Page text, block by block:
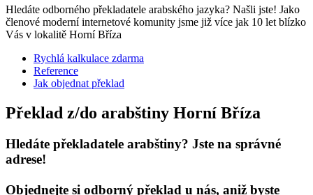
Hledáte odborného překladatele arabského jazyka? Našli jste! Jako
členové moderní internetové komunity jsme již více jak 10 let blízko
Vás v lokalitě Horní Bříza
Rychlá kalkulace zdarma
Reference
Jak objednat překlad
Překlad z/do arabštiny Horní Bříza
Hledáte překladatele arabštiny? Jste na správné
adrese!
Objednejte si odborný překlad u nás, aniž byste